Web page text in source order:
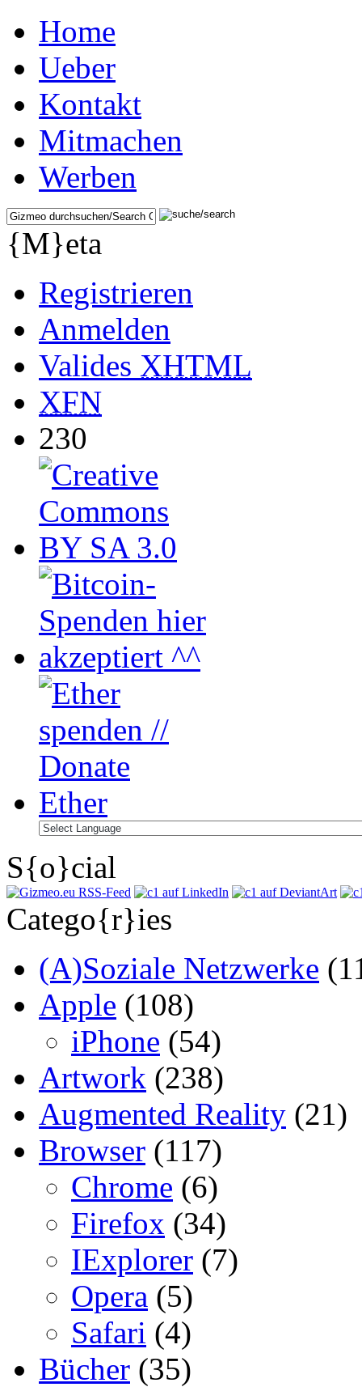
Home
Ueber
Kontakt
Mitmachen
Werben
{M}eta
Registrieren
Anmelden
Valides XHTML
XFN
230
S{o}cial
Catego{r}ies
(A)Soziale Netzwerke
Apple (108)
iPhone (54)
Artwork (238)
Augmented Reality (21)
Browser (117)
Chrome (6)
Firefox (34)
IExplorer (7)
Opera (5)
Safari (4)
Bücher (35)